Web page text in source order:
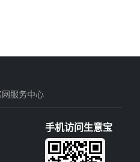
服务中心
手机访问生意宝